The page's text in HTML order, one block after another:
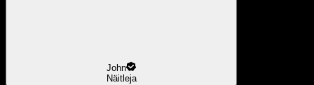
John
Näitleja